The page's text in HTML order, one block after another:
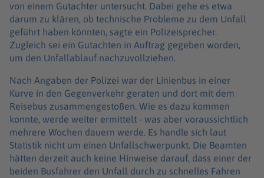
von einem Gutachter untersucht. Dabei gehe es etwa
darum zu klären, ob technische Probleme zu dem Unfall
geführt haben könnten, sagte ein Polizeisprecher.
Zugleich sei ein Gutachten in Auftrag gegeben worden,
um den Unfallablauf nachzuvollziehen.
Nach Angaben der Polizei war der Linienbus in einer
Kurve in den Gegenverkehr geraten und dort mit dem
Reisebus zusammengestoßen. Wie es dazu kommen
konnte, werde weiter ermittelt - was aber voraussichtlich
mehrere Wochen dauern werde. Es handle sich laut
Statistik nicht um einen Unfallschwerpunkt. Die Beamten
hätten derzeit auch keine Hinweise darauf, dass einer der
beiden Busfahrer den Unfall durch zu schnelles Fahren